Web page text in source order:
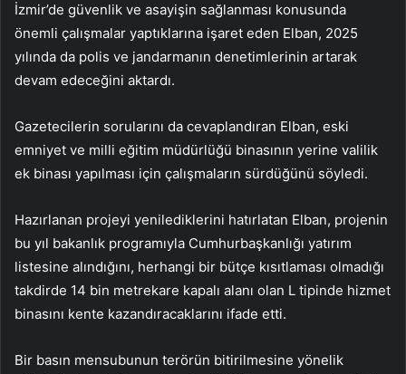
İzmir’de güvenlik ve asayişin sağlanması konusunda
önemli çalışmalar yaptıklarına işaret eden Elban, 2025
yılında da polis ve jandarmanın denetimlerinin artarak
devam edeceğini aktardı.
Gazetecilerin sorularını da cevaplandıran Elban, eski
emniyet ve milli eğitim müdürlüğü binasının yerine valilik
ek binası yapılması için çalışmaların sürdüğünü söyledi.
Hazırlanan projeyi yenilediklerini hatırlatan Elban, projenin
bu yıl bakanlık programıyla Cumhurbaşkanlığı yatırım
listesine alındığını, herhangi bir bütçe kısıtlaması olmadığı
takdirde 14 bin metrekare kapalı alanı olan L tipinde hizmet
binasını kente kazandıracaklarını ifade etti.
Bir basın mensubunun terörün bitirilmesine yönelik